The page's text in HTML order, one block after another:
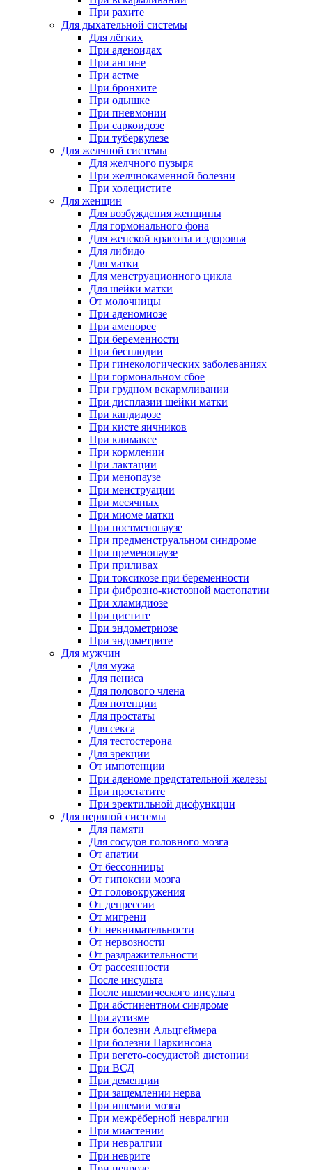
При рахите
Для дыхательной системы
Для лёгких
При аденоидах
При ангине
При астме
При бронхите
При одышке
При пневмонии
При саркоидозе
При туберкулезе
Для желчной системы
Для желчного пузыря
При желчнокаменной болезни
При холецистите
Для женщин
Для возбуждения женщины
Для гормонального фона
Для женской красоты и здоровья
Для либидо
Для матки
Для менструационного цикла
Для шейки матки
От молочницы
При аденомиозе
При аменорее
При беременности
При бесплодии
При гинекологических заболеваниях
При гормональном сбое
При грудном вскармливании
При дисплазии шейки матки
При кандидозе
При кисте яичников
При климаксе
При кормлении
При лактации
При менопаузе
При менструации
При месячных
При миоме матки
При постменопаузе
При предменструальном синдроме
При пременопаузе
При приливах
При токсикозе при беременности
При фиброзно-кистозной мастопатии
При хламидиозе
При цистите
При эндометриозе
При эндометрите
Для мужчин
Для мужа
Для пениса
Для полового члена
Для потенции
Для простаты
Для секса
Для тестостерона
Для эрекции
От импотенции
При аденоме предстательной железы
При простатите
При эректильной дисфункции
Для нервной системы
Для памяти
Для сосудов головного мозга
От апатии
От бессонницы
От гипоксии мозга
От головокружения
От депрессии
От мигрени
От невнимательности
От нервозности
От раздражительности
От рассеянности
После инсульта
После ишемического инсульта
При абстинентном синдроме
При аутизме
При болезни Альцгеймера
При болезни Паркинсона
При вегето-сосудистой дистонии
При ВСД
При деменции
При защемлении нерва
При ишемии мозга
При межрёберной невралгии
При миастении
При невралгии
При неврите